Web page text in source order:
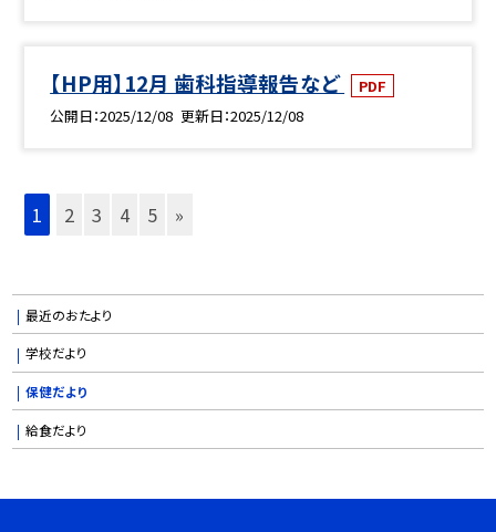
【HP用】12月 歯科指導報告など
PDF
公開日 2025/12/08 更新日 2025/12/08
1 2 3 4 5 »
最近のおたより
学校だより
保健だより
給食だより